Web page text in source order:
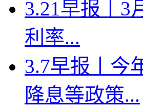
3.21早报丨3
利率...
3.7早报丨今
降息等政策...